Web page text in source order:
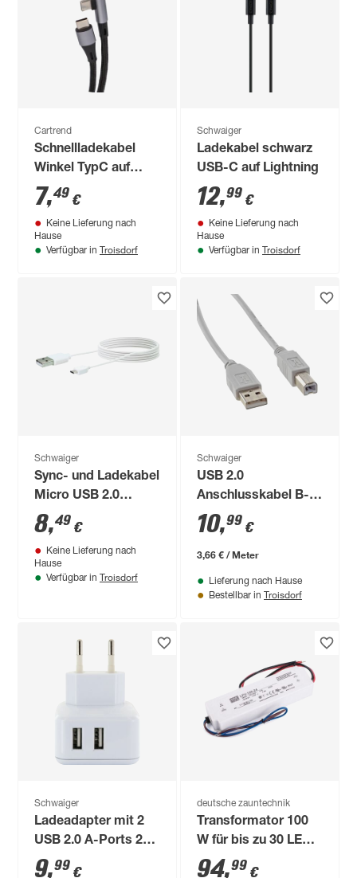
Cartrend
Schnellladekabel
Winkel TypC auf
TypC
7,49 €
Keine Lieferung nach
Hause
Verfügbar in Troisdorf
Schwaiger
Ladekabel schwarz
USB-C auf Lightning
12,99 €
Keine Lieferung nach
Hause
Verfügbar in Troisdorf
Schwaiger
Sync- und Ladekabel
Micro USB 2.0
B/USB 2.0 A, 200 cm
8,49 €
Keine Lieferung nach
Hause
Verfügbar in Troisdorf
Schwaiger
USB 2.0
Anschlusskabel B-
Stecker/A-Stecker
grau 3 m
10,99 €
3,66 € / Meter
Lieferung nach Hause
Bestellbar in Troisdorf
Schwaiger
Ladeadapter mit 2
USB 2.0 A-Ports 230
V
9,99 €
deutsche zauntechnik
Transformator 100
W für bis zu 30 LED-
Pfostenkappen
94,99 €